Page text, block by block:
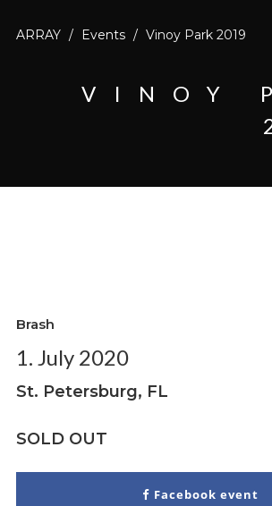
ARRAY / Events / Vinoy Park 2019
VINOY
Brash
1. July 2020
St. Petersburg, FL
SOLD OUT
Facebook event